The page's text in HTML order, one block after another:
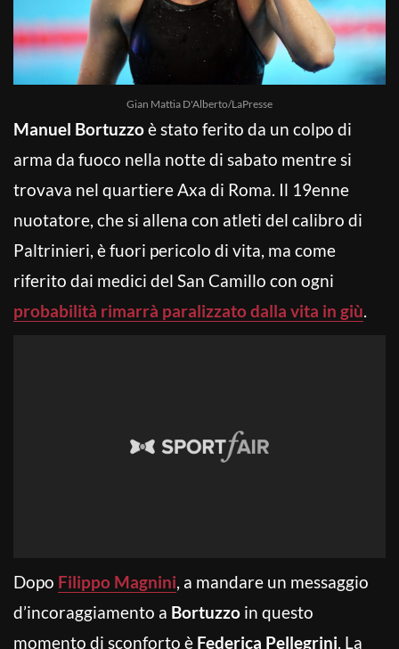
Gian Mattia D'Alberto/LaPresse
Manuel Bortuzzoè stato ferito da un colpo di
arma da fuoco nella notte di sabato mentre si
trovava nel quartiere Axa di Roma. Il 19enne
nuotatore, che si allena con atleti del calibro di
Paltrinieri, è fuori pericolo di vita, ma come
riferito dai medici del San Camillo con ogni
probabilità rimarrà paralizzato dalla vita in giù.
Dopo Filippo Magnini, a mandare un messaggio
d’incoraggiamento a Bortuzzo in questo
momento di sconforto è Federica Pellegrini. La